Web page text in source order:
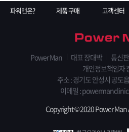
파워맨은? 제품 구매 고객센터
Power Man 대표 장대박
통신
개인정보책임자
주소 : 경기도 안성시 공도
이메일 :
Copyright © 2020 Power Man